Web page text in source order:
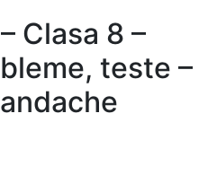
Clasa 8 –
teste –